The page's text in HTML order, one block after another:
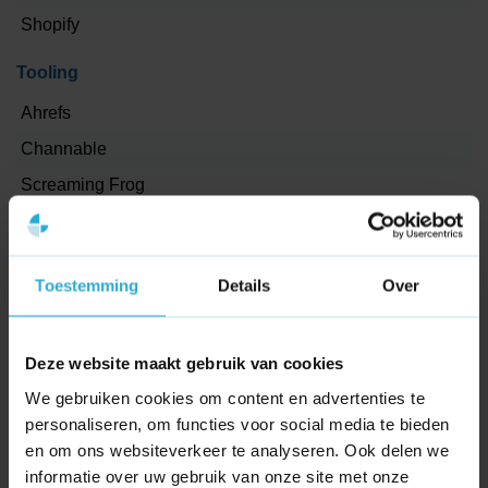
Toestemming Details Over
Deze website maakt gebruik van cookies
We gebruiken cookies om content en advertenties te
personaliseren, om functies voor social media te bieden
en om ons websiteverkeer te analyseren. Ook delen we
informatie over uw gebruik van onze site met onze
Wij bekijken graag de kansen en laten zien welke stappen
direct effect hebben. Neem contact op en ontdek wat
betekenen.
Shopify
Tooling
Ahrefs
Channable
Screaming Frog
Canva
Dashboard
Google Tag Manager
Google Analytics 4
Looker studio